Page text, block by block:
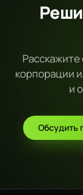
корпорации
и
Обсудить